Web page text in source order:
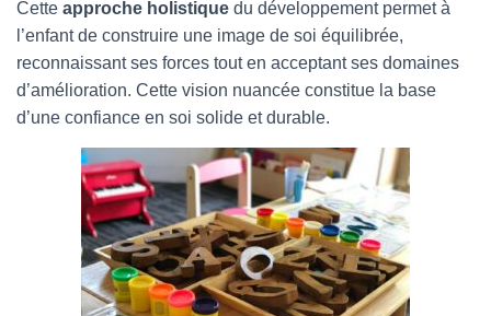
Cette approche holistique du développement permet à
l’enfant de construire une image de soi équilibrée,
reconnaissant ses forces tout en acceptant ses domaines
d’amélioration. Cette vision nuancée constitue la base
d’une confiance en soi solide et durable.